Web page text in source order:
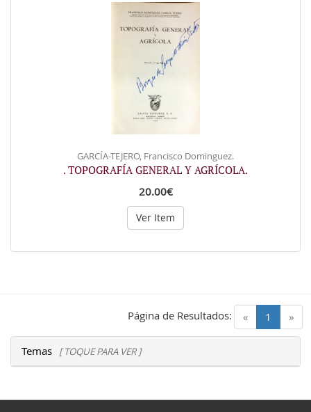
GARCÍA-TEJERO, Francisco Dominguez.
. TOPOGRAFÍA GENERAL Y AGRÍCOLA.
20.00€
Ver Item
« 1 (current)
»
Página de Resultados:
Temas [ TOQUE PARA VER ]